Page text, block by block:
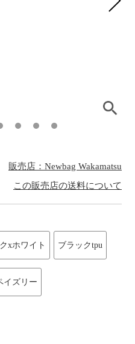
販売店：Newbag Wakamatsu
この販売店の送料について
xホワイト ブラックtpu
イズリー